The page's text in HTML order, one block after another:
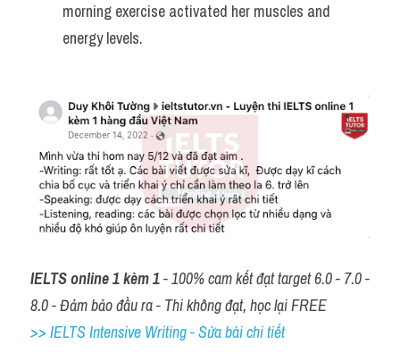
morning exercise activated her muscles and
energy levels.
IELTS online 1 kèm 1 - 100% cam kết đạt target 6.0 - 7.0 -
8.0 - Đảm bảo đầu ra - Thi không đạt, học lại FREE
>> IELTS Intensive Writing - Sửa bài chi tiết